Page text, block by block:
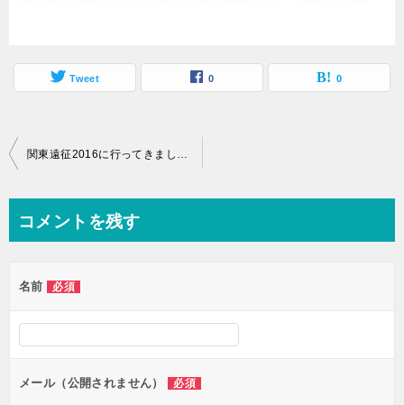
Tweet 0 0
投
ビ
ー
シ
ン
関東遠征2016に行ってきました(^^♪その４
コメントを残す
名前 必須
メール（公開されません） 必須